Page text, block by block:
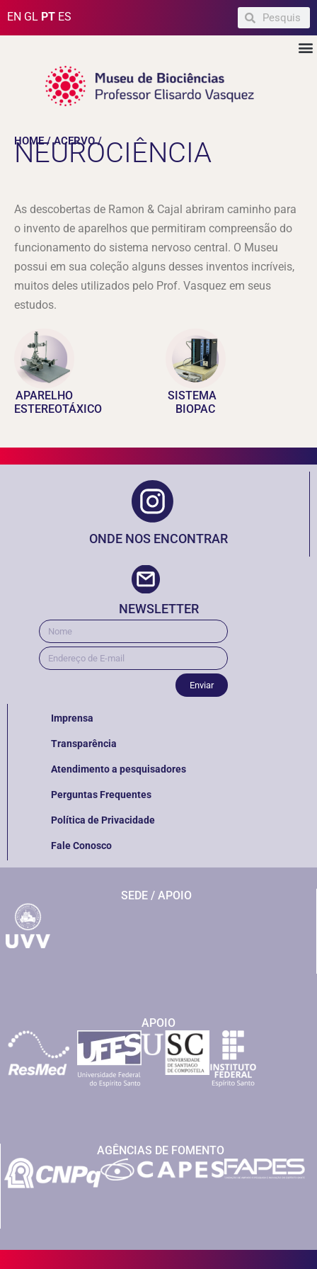
EN GL PT ES Pesquisar
Pesquisar
HOME / ACERVO /
NEUROCIÊNCIA
As descobertas de Ramon & Cajal abriram caminho para
o invento de aparelhos que permitiram compreensão do
funcionamento do sistema nervoso central. O Museu
possui em sua coleção alguns desses inventos incríveis,
muitos deles utilizados pelo Prof. Vasquez em seus
estudos.
APARELHO
ESTEREOTÁXICO
SISTEMA
BIOPAC
ONDE NOS ENCONTRAR
NEWSLETTER
Enviar
Imprensa
Transparência
Atendimento a pesquisadores
Perguntas Frequentes
Política de Privacidade
Fale Conosco
SEDE / APOIO
APOIO
AGÊNCIAS DE FOMENTO